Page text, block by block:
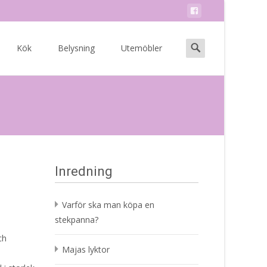
Kök Belysning Utemöbler
Search
for:
Inredning
Varför ska man köpa en
stekpanna?
Majas lyktor